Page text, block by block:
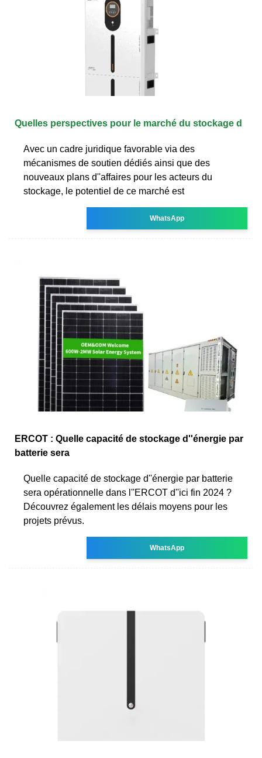
Quelles perspectives pour le marché du stockage d
Avec un cadre juridique favorable via des
mécanismes de soutien dédiés ainsi que des
nouveaux plans d''affaires pour les acteurs du
stockage, le potentiel de ce marché est
WhatsApp
ERCOT : Quelle capacité de stockage d''énergie par
batterie sera
Quelle capacité de stockage d''énergie par batterie
sera opérationnelle dans l''ERCOT d''ici fin 2024 ?
Découvrez également les délais moyens pour les
projets prévus.
WhatsApp